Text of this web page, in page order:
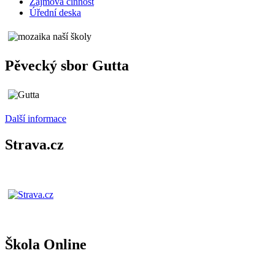
Úřední deska
Pěvecký sbor Gutta
Další informace
Strava.cz
Škola Online